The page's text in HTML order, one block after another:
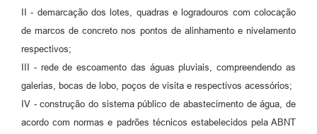
II - demarcação dos lotes, quadras e logradouros com colocação
de marcos de concreto nos pontos de alinhamento e nivelamento
respectivos;
III - rede de escoamento das águas pluviais, compreendendo as
galerias, bocas de lobo, poços de visita e respectivos acessórios;
IV - construção do sistema público de abastecimento de água, de
acordo com normas e padrões técnicos estabelecidos pela ABNT